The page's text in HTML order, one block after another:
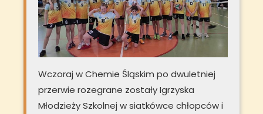
Wczoraj w Chemie Śląskim po dwuletniej
przerwie rozegrane zostały Igrzyska
Młodzieży Szkolnej w siatkówce chłopców i